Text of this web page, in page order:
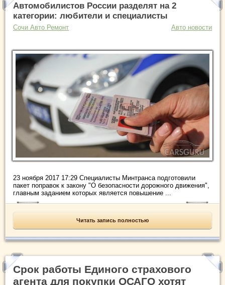
Автомобилистов России разделят на 2
категории: любители и специалисты
Сочи Авто Ремонт Авто новости
23 ноября 2017 17:29 Специалисты Минтранса подготовили
пакет поправок к закону "О безопасности дорожного движения",
главным заданием которых является повышение ...
Читать запись полностью
Срок работы Единого страхового
агента для покупки ОСАГО хотят